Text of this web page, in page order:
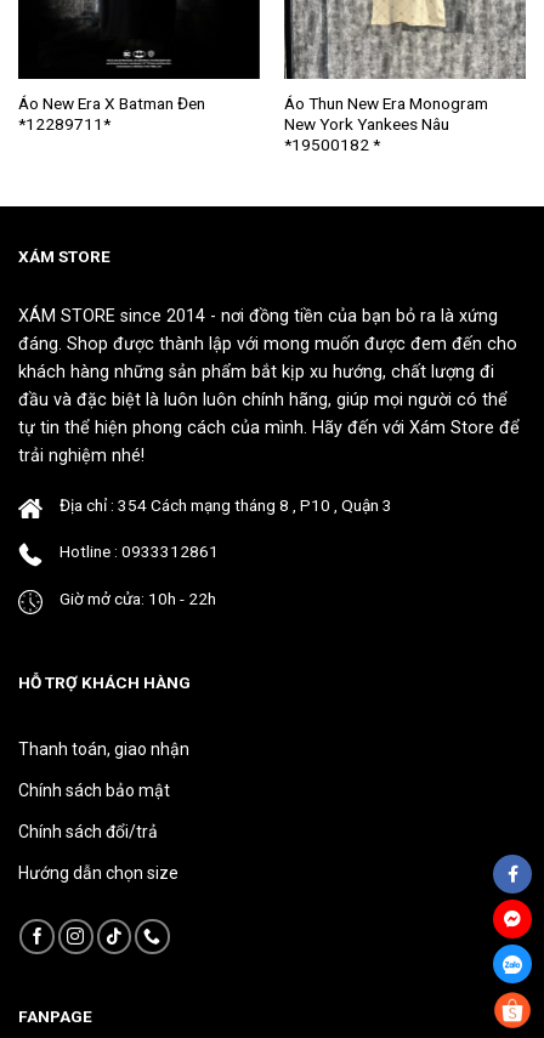
Áo New Era X Batman Đen
*12289711*
Sản
phẩm
nhiều
thể.
tùy
có
thể
được
chọn
trên
sản
Áo Thun New Era Monogram
New York Yankees Nâu
*19500182 *
Sản
phẩm
này
nhiều
tùy
chọn
có
thể
được
chọn
sản
XÁM STORE
XÁM STORE since 2014 - nơi đồng tiền của bạn bỏ ra là xứng
đáng. Shop được thành lập với mong muốn được đem đến cho
khách hàng những sản phẩm bắt kịp xu hướng, chất lượng đi
đầu và đặc biệt là luôn luôn chính hãng, giúp mọi người có thể
tự tin thể hiện phong cách của mình. Hãy đến với Xám Store để
trải nghiệm nhé!
Địa chỉ : 354 Cách mạng tháng 8 , P10 , Quận 3
Hotline : 0933312861
Giờ mở cửa: 10h - 22h
HỖ TRỢ KHÁCH HÀNG
Thanh toán, giao nhận
Chính sách bảo mật
Chính sách đổi/trả
Hướng dẫn chọn size
FANPAGE